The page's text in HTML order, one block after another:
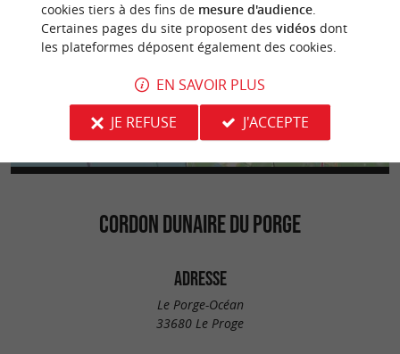
CORDON DUNAIRE DU PORGE
ADRESSE
Le Porge-Océan
33680 Le Proge
cookies tiers à des fins de mesure d'audience.
Certaines pages du site proposent des vidéosdont
les plateformes déposent également des cookies.
EN SAVOIR PLUS
JE REFUSE
J'ACCEPTE